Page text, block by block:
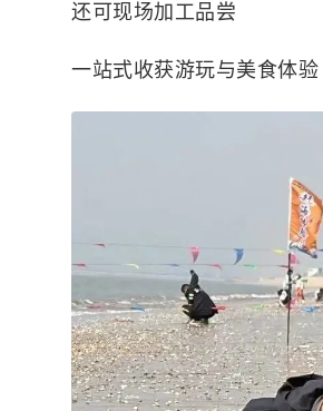
还可现场加工品尝
一站式收获游玩与美食体验